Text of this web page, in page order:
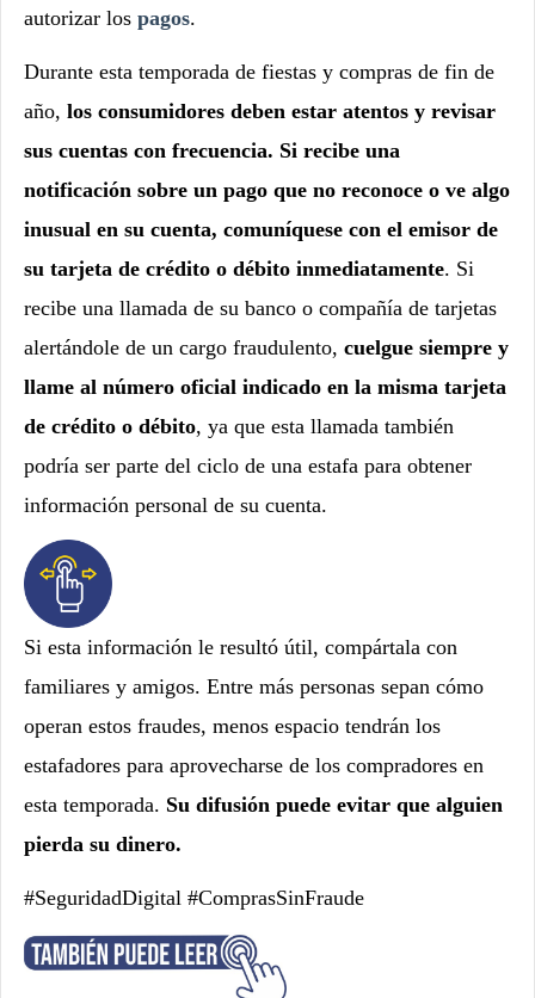
autorizar los pagos.
Durante esta temporada de fiestas y compras de fin de
año, los consumidores deben estar atentos y revisar
sus cuentas con frecuencia. Si recibe una
notificación sobre un pago que no reconoce o ve algo
inusual en su cuenta, comuníquese con el emisor de
su tarjeta de crédito o débito inmediatamente. Si
recibe una llamada de su banco o compañía de tarjetas
alertándole de un cargo fraudulento, cuelgue siempre y
llame al número oficial indicado en la misma tarjeta
de crédito o débito, ya que esta llamada también
podría ser parte del ciclo de una estafa para obtener
información personal de su cuenta.
Si esta información le resultó útil, compártala con
familiares y amigos. Entre más personas sepan cómo
operan estos fraudes, menos espacio tendrán los
estafadores para aprovecharse de los compradores en
esta temporada. Su difusión puede evitar que alguien
pierda su dinero.
#SeguridadDigital #ComprasSinFraude